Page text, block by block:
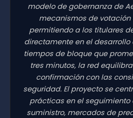
modelo de gobernanza de
mecanismos de votación
permitiendo a los titulares
directamente en el desarrollo
tiempos de bloque que
tres minutos, la red
confirmación con las
seguridad. El proyecto se
prácticas en el
suministro, mercados de